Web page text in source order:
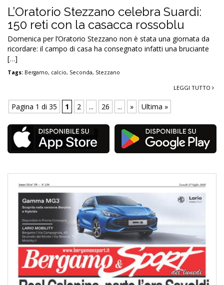
L’Oratorio Stezzano celebra Suardi:
150 reti con la casacca rossoblu
Domenica per l’Oratorio Stezzano non è stata una giornata da
ricordare: il campo di casa ha consegnato infatti una bruciante
[…]
Tags: Bergamo, calcio, Seconda, Stezzano
LEGGI TUTTO
Pagina 1 di 35 1 2 ... 26 ... » Ultima »